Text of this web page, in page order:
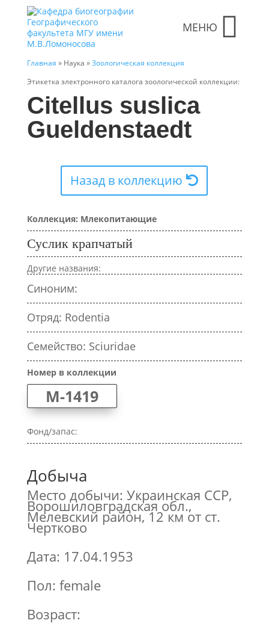
МЕНЮ
Главная » Наука »Зоологическая коллекция
Этикетка электронного каталога зоологической коллекции:
Citellus suslica
Gueldenstaedt
Назад в коллекцию
Коллекция: Млекопитающие
Суслик крапчатый
Другие названия:
Синоним:
Отряд: Rodentia
Семейство: Sciuridae
Номер в коллекции
M-1419
Фонд/запас:
Добыча
Место добычи: Украинская ССР,
Ворошиловградская обл.,
Мелевский район, 12 км от ст.
Чертково
Дата: 17.04.1953
Пол: female
Возраст: